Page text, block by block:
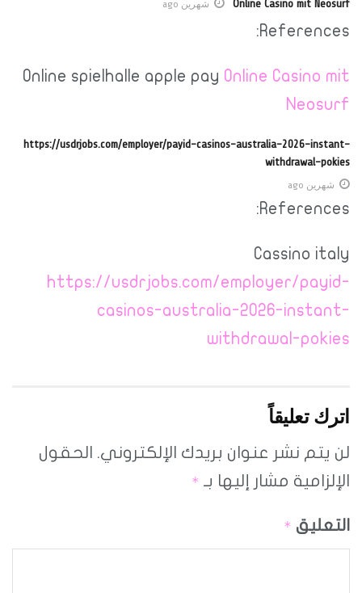
References:
Online spielhalle apple pay Online Casino mit
Neosurf
https://usdrjobs.com/employer/payid-casinos-australia-2026-instant-
withdrawal-pokies
شهرين ago
References:
Cassino italy
https://usdrjobs.com/employer/payid-
casinos-australia-2026-instant-
withdrawal-pokies
اترك تعليقاً
لن يتم نشر عنوان بريدك الإلكتروني. الحقول
الإلزامية مشار إليها بـ *
التعليق *